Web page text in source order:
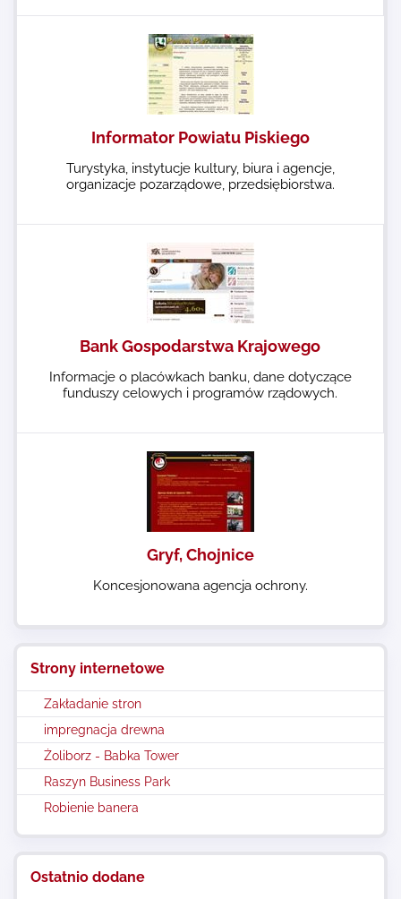
Strony internetowe
Zakładanie stron
impregnacja drewna
Żoliborz - Babka Tower
Raszyn Business Park
Robienie banera
Ostatnio dodane
Informator Powiatu Piskiego
Turystyka, instytucje kultury, biura i agencje,
organizacje pozarządowe, przedsiębiorstwa.
Bank Gospodarstwa Krajowego
Informacje o placówkach banku, dane dotyczące
funduszy celowych i programów rządowych.
Gryf, Chojnice
Koncesjonowana agencja ochrony.